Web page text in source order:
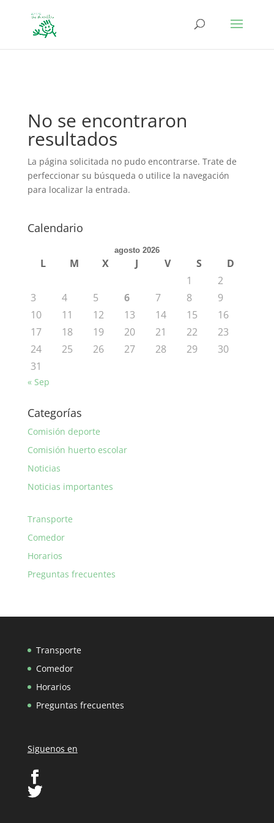
No se encontraron
resultados
La página solicitada no pudo encontrarse. Trate de
perfeccionar su búsqueda o utilice la navegación
para localizar la entrada.
Calendario
agosto 2026
L M X J V S
D
1
2
3
4 5 6 7 8
9
10
11 12 13 14 15
16
17
18 19 20 21 22
23
24
25 26 27 28 29
30
31
« Sep
Categorías
Comisión deporte
Comisión huerto escolar
Noticias
Noticias importantes
Transporte
Comedor
Horarios
Preguntas frecuentes
Transporte
Comedor
Horarios
Preguntas frecuentes
Siguenos en